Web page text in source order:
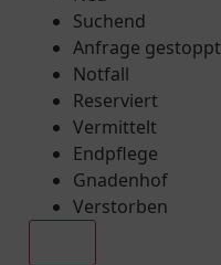
Suchend
Anfrage gestoppt
Notfall
Reserviert
Vermittelt
Endpflege
Gnadenhof
Verstorben